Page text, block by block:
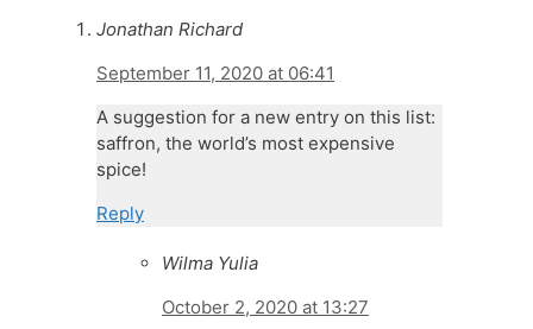
Jonathan Richard
September 11, 2020 at 06:41
A suggestion for a new entry on this list:
saffron, the world’s most expensive
spice!
Reply
Wilma Yulia
October 2, 2020 at 13:27